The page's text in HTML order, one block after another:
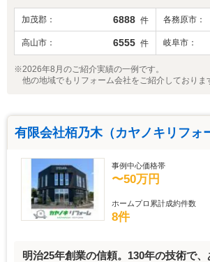
加茂郡 6888 件 各務原市
高山市 6555 件 岐阜市
※2026年8月のご紹介実績の一例です。
他の地域でもリフォーム会社をご紹介しておりま
有限会社栢乃木（カヤノキリフォ
事例中心価格帯
〜50万円
ホームプロ累計成約件数
8件
明治25年創業の信頼。130年の技術で